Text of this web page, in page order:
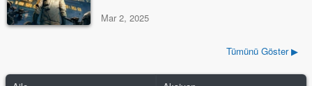
Mar 2, 2025
Tümünü Göster ▶